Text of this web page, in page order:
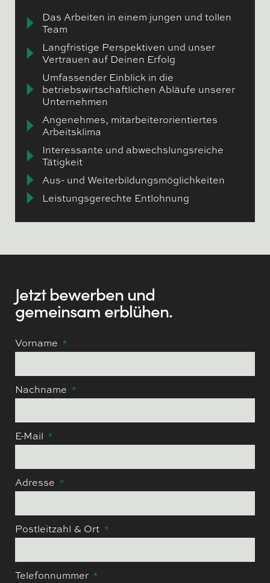
Das Arbeiten in einem jungen und tollen
Team
Langfristige Perspektiven und unser
Vertrauen auf Deinen Erfolg
Umfassender Einblick in die
betriebswirtschaftlichen Abläufe unserer
Unternehmen
Angenehmes, mitarbeiterorientiertes
Arbeitsklima
Interessante und abwechslungsreiche
Tätigkeit
Aus- und Weiterbildungsmöglichkeiten
Leistungsgerechte Entlohnung
Jetzt bewerben und
gemeinsam erblühen.
Vorname
Nachname
E-Mail
Adresse
Postleitzahl & Ort
Telefonnummer